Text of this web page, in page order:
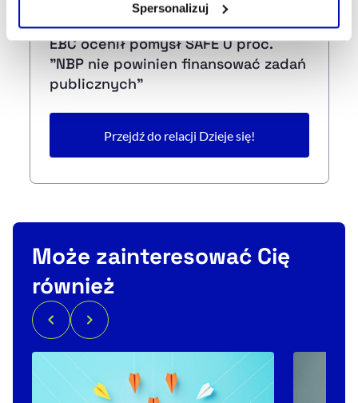
Polityce Prywatności
Spersonalizuj
EBC ocenił pomysł SAFE 0 proc.
"NBP nie powinien finansować zadań
publicznych"
Przejdź do relacji Dzieje się!
Może zainteresować Cię
również